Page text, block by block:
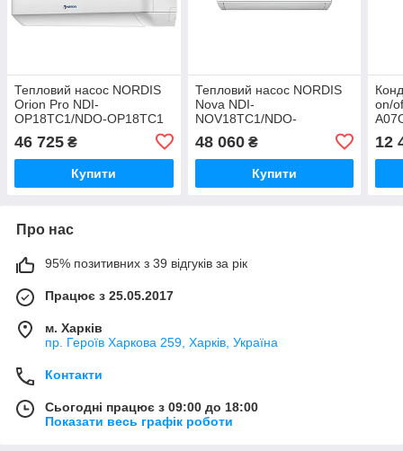
Тепловий насос NORDIS
Orion Pro NDI-
OP18TC1/NDO-OP18TC1
46 725 ₴
Купити
Тепловий насос NORDIS
Nova NDI-
NOV18TC1/NDO-
48 060₴
Купити
on/
12
Про нас
95% позитивних з 39 відгуків за рік
Працює з 25.05.2017
м. Харків
пр. Героїв Харкова 259, Харків, Україна
Контакти
Сьогодні працює з 09:00 до 18:00
Показати весь графік роботи